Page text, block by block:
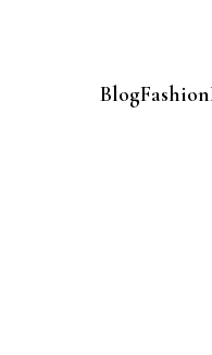
BlogFashion